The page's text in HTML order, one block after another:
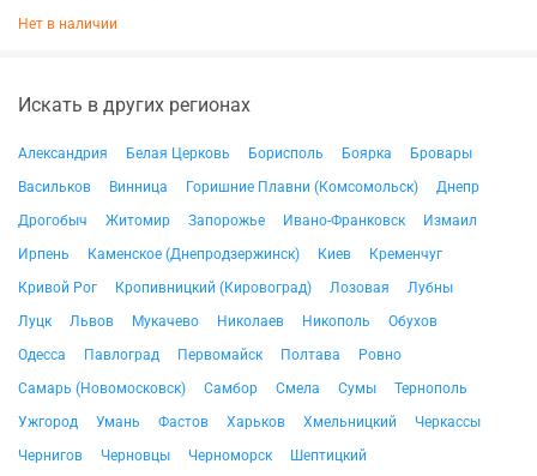
Нет в наличии
Искать в других регионах
Александрия Белая Церковь Борисполь Боярка
Бровары
Васильков
Винница Горишние Плавни (Комсомольск)
Днепр
Дрогобыч
Житомир Запорожье Ивано-Франковск
Измаил
Ирпень
Каменское (Днепродзержинск) Киев
Кременчуг
Кривой Рог
Кропивницкий (Кировоград) Лозовая
Лубны
Луцк
Львов Мукачево Николаев Никополь
Обухов
Одесса
Павлоград Первомайск Полтава
Ровно
Самарь (Новомосковск)
Самбор Смела Сумы
Тернополь
Ужгород
Умань Фастов Харьков Хмельницкий
Черкассы
Чернигов
Черновцы Черноморск Шептицкий